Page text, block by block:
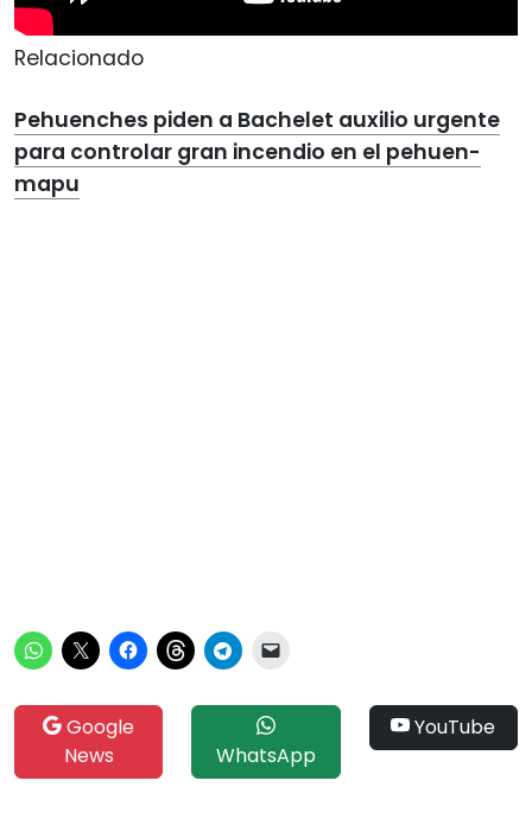
Relacionado
Pehuenches piden a Bachelet auxilio urgente
para controlar gran incendio en el pehuen-
mapu
Google
News
WhatsApp
YouTube